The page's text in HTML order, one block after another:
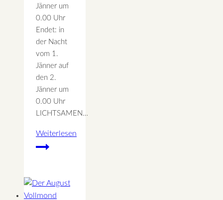
Jänner um
0.00 Uhr
Endet: in
der Nacht
vom 1.
Jänner auf
den 2.
Jänner um
0.00 Uhr
LICHTSAMEN…
Weiterlesen
Rauhnacht
Lichtsamen
für